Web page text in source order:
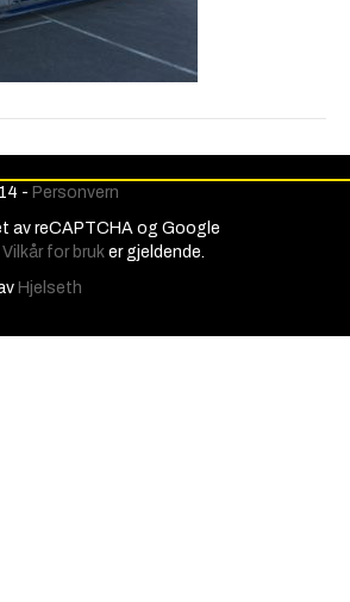
- Personvern
av reCAPTCHA og Google
Vilkår for bruk er gjeldende.
Hjelseth